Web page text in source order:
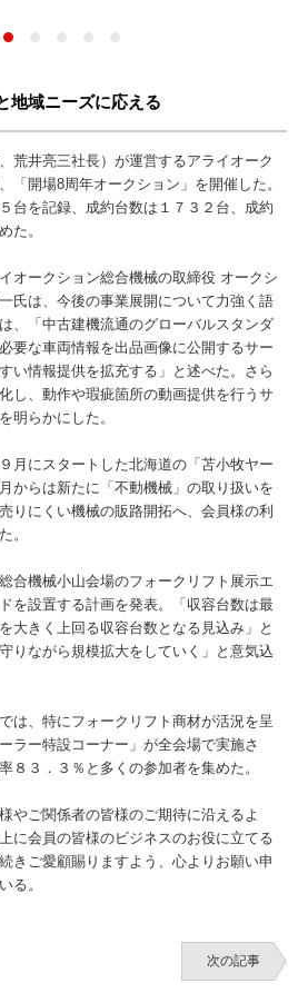
地域ニーズに応える
荒井亮三社長）が運営するアライオーク
「開場8周年オークション」を開催した。
台を記録、成約台数は１７３２台、成約
た。
オークション総合機械の取締役 オークシ
氏は、今後の事業展開について力強く語
、「中古建機流通のグローバルスタンダ
要な車両情報を出品画像に公開するサー
い情報提供を拡充する」と述べた。さら
し、動作や瑕疵箇所の動画提供を行うサ
明らかにした。
月にスタートした北海道の「苫小牧ヤー
からは新たに「不動機械」の取り扱いを
りにくい機械の販路開拓へ、会員様の利
。
合機械小山会場のフォークリフト展示エ
を設置する計画を発表。「収容台数は最
大きく上回る収容台数となる見込み」と
りながら規模拡大をしていく」と意気込
は、特にフォークリフト商材が活況を呈
ラー特設コーナー」が全会場で実施さ
８３．３％と多くの参加者を集めた。
やご関係者の皆様のご期待に沿えるよ
に会員の皆様のビジネスのお役に立てる
きご愛顧賜りますよう、心よりお願い申
る。
次の記事